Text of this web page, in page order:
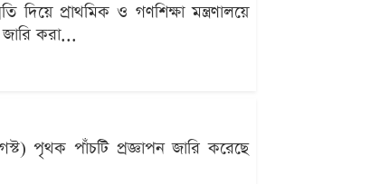
দিয়ে প্রাথমিক ও গণশিক্ষা মন্ত্রণালয়ে
করা...
পৃথক পাঁচটি প্রজ্ঞাপন জারি করেছে